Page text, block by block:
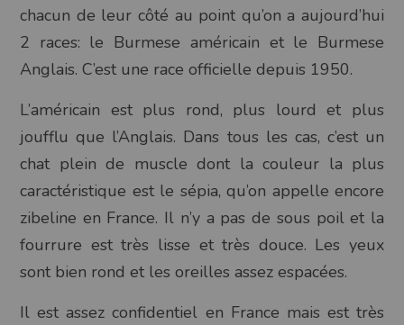
chacun de leur côté au point qu’on a aujourd’hui
2 races: le Burmese américain et le Burmese
Anglais. C’est une race officielle depuis 1950.
L’américain est plus rond, plus lourd et plus
joufflu que l’Anglais. Dans tous les cas, c’est un
chat plein de muscle dont la couleur la plus
caractéristique est le sépia, qu’on appelle encore
zibeline en France. Il n’y a pas de sous poil et la
fourrure est très lisse et très douce. Les yeux
sont bien rond et les oreilles assez espacées.
Il est assez confidentiel en France mais est très